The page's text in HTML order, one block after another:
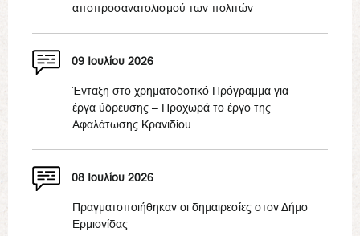
αποπροσανατολισμού των πολιτών
09 Ιουλίου 2026
Ένταξη στο χρηματοδοτικό Πρόγραμμα για
έργα ύδρευσης – Προχωρά το έργο της
Αφαλάτωσης Κρανιδίου
08 Ιουλίου 2026
Πραγματοποιήθηκαν οι δημαιρεσίες στον Δήμο
Ερμιονίδας